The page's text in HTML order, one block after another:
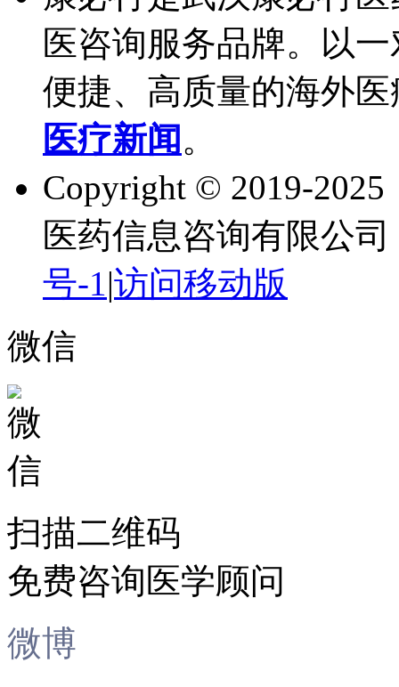
医咨询服务品牌。以
便捷、高质量的海外
医疗新闻 。
Copyright © 2019-
医药信息咨询有限公
号-1|访问移动版
微信
扫描二维码
免费咨询医学顾问
微博